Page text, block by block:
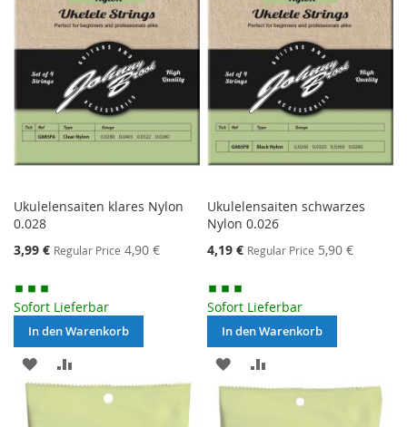
Ukulelensaiten klares Nylon
0.028
Special
3,99 € Regular Price 4,90 €
Sofort Lieferbar
In den Warenkorb
MERKEN
VERGLEICHSLISTE
Ukulelensaiten schwarzes
Nylon 0.026
Special
4,19 € Regular Price 5,90 €
Sofort Lieferbar
In den Warenkorb
MERKEN
VERGLEICHSLISTE